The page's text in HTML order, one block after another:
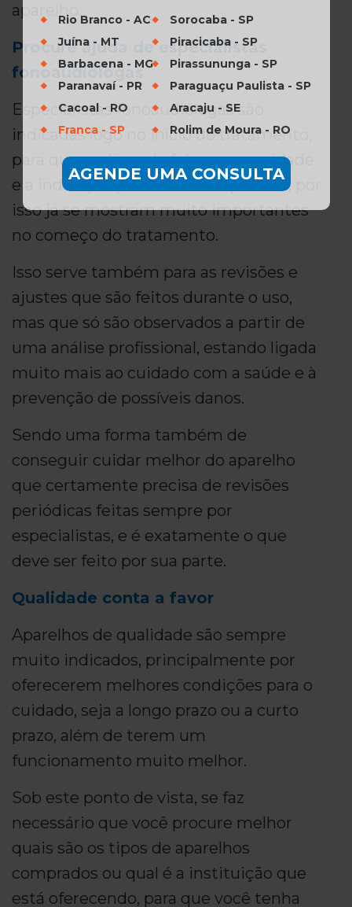
Rio Branco - AC
Juína - MT
Barbacena - MG
Paranavaí - PR
Cacoal - RO
Franca - SP
Sorocaba - SP
Piracicaba - SP
Pirassununga - SP
Paraguaçu Paulista - SP
Aracaju - SE
Rolim de Moura - RO
AGENDE UMA CONSULTA
aparelho.
Procure ajuda de especialistas
fonoaudiólogas
Especialistas fonoaudiólogas são
indicadas logo no início do tratamento,
para que avaliem de fato a necessidade
e a indicação para o uso do aparelho, por
isso já se mostram muito importantes
no começo do tratamento.
Isso serve também para as revisões e
ajustes que são feitos durante o uso,
mas que só são observados a partir de
uma análise profissional, estando ligada
muito mais ao cuidado com a saúde e à
prevenção de possíveis danos.
Sendo uma forma também de
conseguir cuidar melhor do aparelho
que certamente precisa de revisões
periódicas feitas sempre por
especialistas, e é exatamente o que
deve ser feito por sua parte.
Qualidade conta a favor
Aparelhos de qualidade são sempre
muito indicados, principalmente por
oferecerem melhores condições para o
cuidado, seja a longo prazo ou a curto
prazo, além de terem um
funcionamento muito melhor.
Sob este ponto de vista, se faz
necessário que você procure melhor
quais são os tipos de aparelhos
comprados ou qual é a instituição que
está oferecendo, para que você tenha